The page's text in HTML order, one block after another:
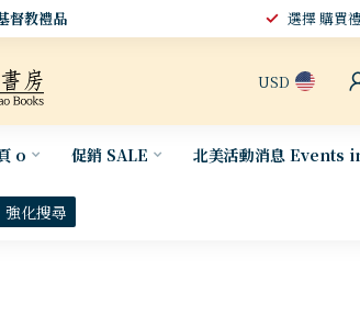
督教禮品 選擇 購買
USD
o 促銷 SALE 北美活動消息 Events
強化搜尋